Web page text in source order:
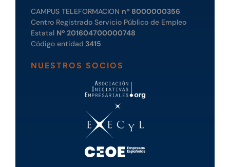
CAMPUS TELEFORMACION nº 8000000356
Centro Registrado Servicio Público de Empleo
Estatal Nº 201604700000748
Código entidad 3415
NUESTROS SOCIOS